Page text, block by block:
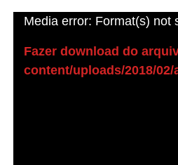
Tocador
vídeo
Media error: Format(s) not
Fazer download do
content/uploads/2018/